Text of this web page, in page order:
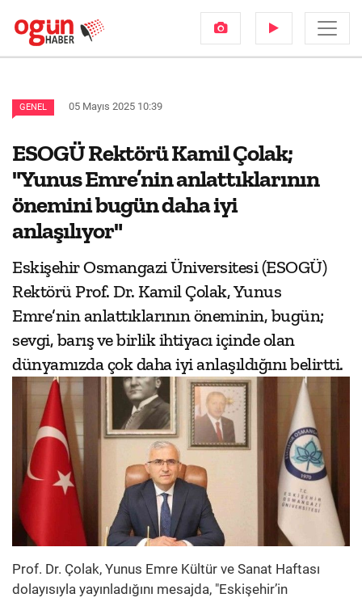
GENEL 05 Mayıs 2025 10:39
ESOGÜ Rektörü Kamil Çolak;
"Yunus Emre’nin anlattıklarının
önemini bugün daha iyi
anlaşılıyor"
Eskişehir Osmangazi Üniversitesi (ESOGÜ)
Rektörü Prof. Dr. Kamil Çolak, Yunus
Emre’nin anlattıklarının öneminin, bugün;
sevgi, barış ve birlik ihtiyacı içinde olan
dünyamızda çok daha iyi anlaşıldığını belirtti.
Prof. Dr. Çolak, Yunus Emre Kültür ve Sanat Haftası
dolayısıyla yayınladığını mesajda, "Eskişehir’in